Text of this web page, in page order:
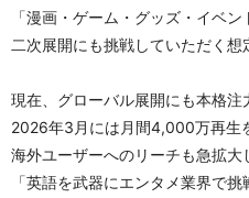
「漫画・ゲーム・グッズ・イベン
二次展開にも挑戦していただく想
現在、グローバル展開にも本格注
2026年3月には月間4,000万再生
海外ユーザーへのリーチも急拡大
「英語を武器にエンタメ業界で